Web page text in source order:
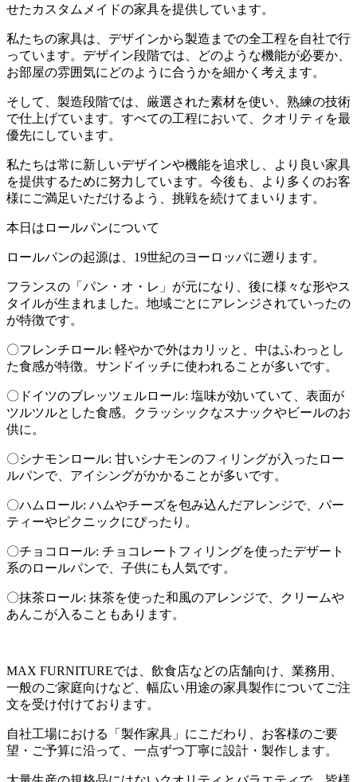
せたカスタムメイドの家具を提供しています。
私たちの家具は、デザインから製造までの全工程を自社で行
っています。デザイン段階では、どのような機能が必要か、
お部屋の雰囲気にどのように合うかを細かく考えます。
そして、製造段階では、厳選された素材を使い、熟練の技術
で仕上げています。すべての工程において、クオリティを最
優先にしています。
私たちは常に新しいデザインや機能を追求し、より良い家具
を提供するために努力しています。今後も、より多くのお客
様にご満足いただけるよう、挑戦を続けてまいります。
本日はロールパンについて
ロールパンの起源は、19世紀のヨーロッパに遡ります。
フランスの「パン・オ・レ」が元になり、後に様々な形やス
タイルが生まれました。地域ごとにアレンジされていったの
が特徴です。
〇フレンチロール: 軽やかで外はカリッと、中はふわっとし
た食感が特徴。サンドイッチに使われることが多いです。
〇ドイツのブレッツェルロール: 塩味が効いていて、表面が
ツルツルとした食感。クラッシックなスナックやビールのお
供に。
〇シナモンロール: 甘いシナモンのフィリングが入ったロー
ルパンで、アイシングがかかることが多いです。
〇ハムロール: ハムやチーズを包み込んだアレンジで、パー
ティーやピクニックにぴったり。
〇チョコロール: チョコレートフィリングを使ったデザート
系のロールパンで、子供にも人気です。
〇抹茶ロール: 抹茶を使った和風のアレンジで、クリームや
あんこが入ることもあります。
MAX FURNITUREでは、飲食店などの店舗向け、業務用、
一般のご家庭向けなど、幅広い用途の家具製作についてご注
文を受け付けております。
自社工場における「製作家具」にこだわり、お客様のご要
望・ご予算に沿って、一点ずつ丁寧に設計・製作します。